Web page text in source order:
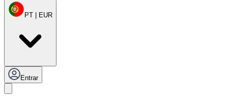
PT | EUR
Entrar